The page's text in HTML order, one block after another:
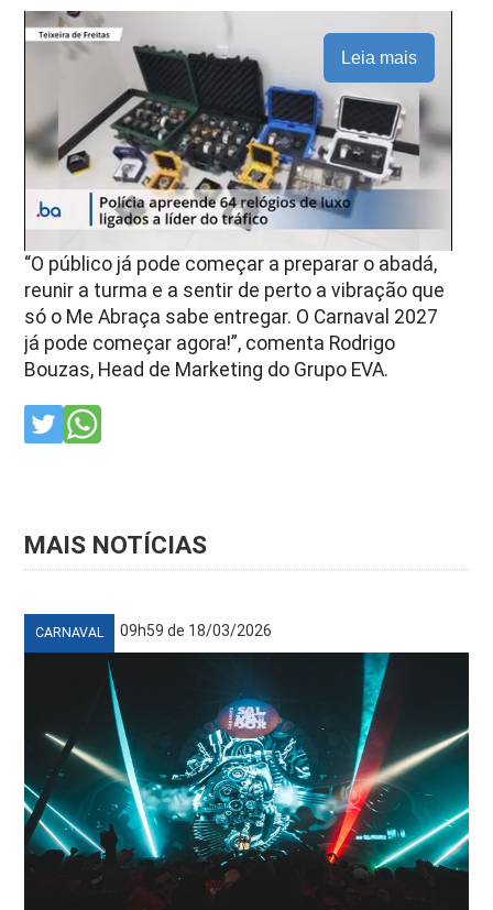
Leia mais
“O público já pode começar a preparar o abadá,
reunir a turma e a sentir de perto a vibração que
só o Me Abraça sabe entregar. O Carnaval 2027
já pode começar agora!”, comenta Rodrigo
Bouzas, Head de Marketing do Grupo EVA.
MAIS NOTÍCIAS
CARNAVAL 09h59 de 18/03/2026